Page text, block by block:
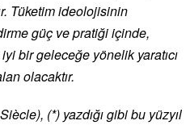
Tüketim ideolojisinin
güç ve pratiği içinde,
bir geleceğe yönelik yaratıcı
olacaktır.
(*) yazdığı gibi bu yüzyıl